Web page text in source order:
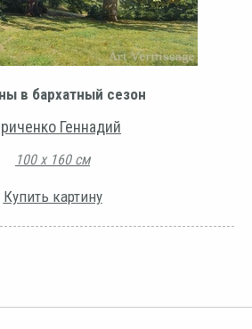
в бархатный сезон
Геннадий
100 х 160 см
Купить картину